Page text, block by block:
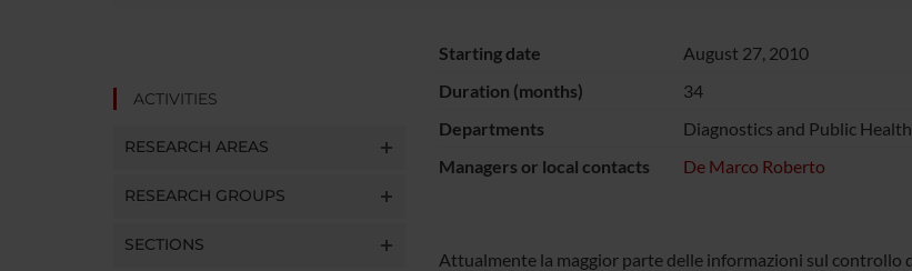
ACTIVITIES
RESEARCH AREAS
RESEARCH GROUPS
SECTIONS
Starting date
August 27, 2010
Duration (months)
34
Departments
Diagnostics and Public Health
Managers or local contacts
De Marco Roberto
Attualmente la maggior parte delle informazioni sul controllo